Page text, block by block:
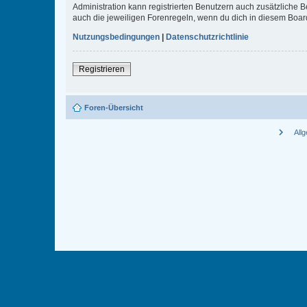
Administration kann registrierten Benutzern auch zusätzliche
auch die jeweiligen Forenregeln, wenn du dich in diesem
Nutzungsbedingungen | Datenschutzrichtlinie
Registrieren
Foren-Übersicht
chevron_right